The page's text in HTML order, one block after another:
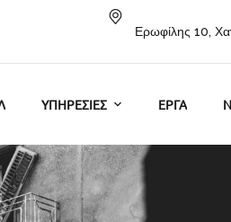
Ερωφίλης 10,
ΥΠΗΡΕΣΙΕΣ ΕΡΓΑ